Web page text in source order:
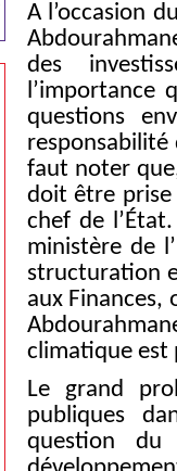
A l’occasion
des
l’importance
questions
faut noter
doit être
chef de
ministère de
structuration
aux Finances,
climatique est
Le grand
publiques
question